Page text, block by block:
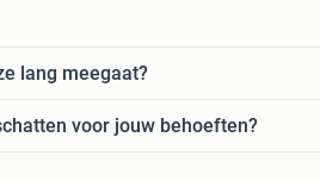
lang meegaat?
voor jouw behoeften?